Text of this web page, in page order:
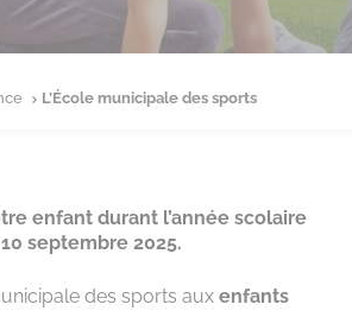
L’École municipale des sports
enfant durant l’année scolaire
septembre 2025.
des sports aux enfants